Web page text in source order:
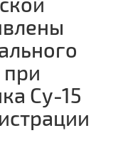
при
Су-15